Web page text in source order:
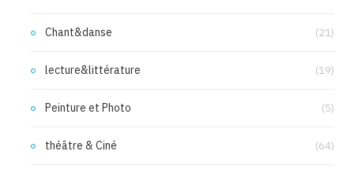
Chant&danse (21)
lecture&littérature (19)
Peinture et Photo (5)
théâtre & Ciné (64)